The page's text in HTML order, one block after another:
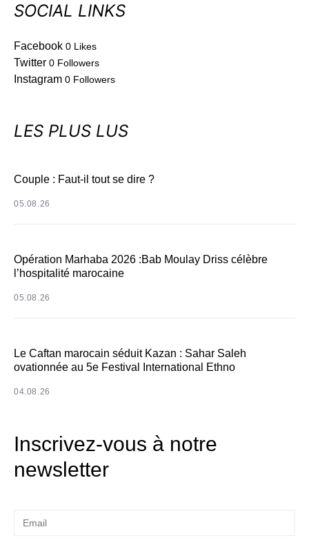
SOCIAL LINKS
Facebook 0 Likes
Twitter 0 Followers
Instagram 0 Followers
LES PLUS LUS
Couple : Faut-il tout se dire ?
05.08.26
Opération Marhaba 2026 :Bab Moulay Driss célèbre
l’hospitalité marocaine
05.08.26
Le Caftan marocain séduit Kazan : Sahar Saleh
ovationnée au 5e Festival International Ethno
04.08.26
Inscrivez-vous à notre
newsletter